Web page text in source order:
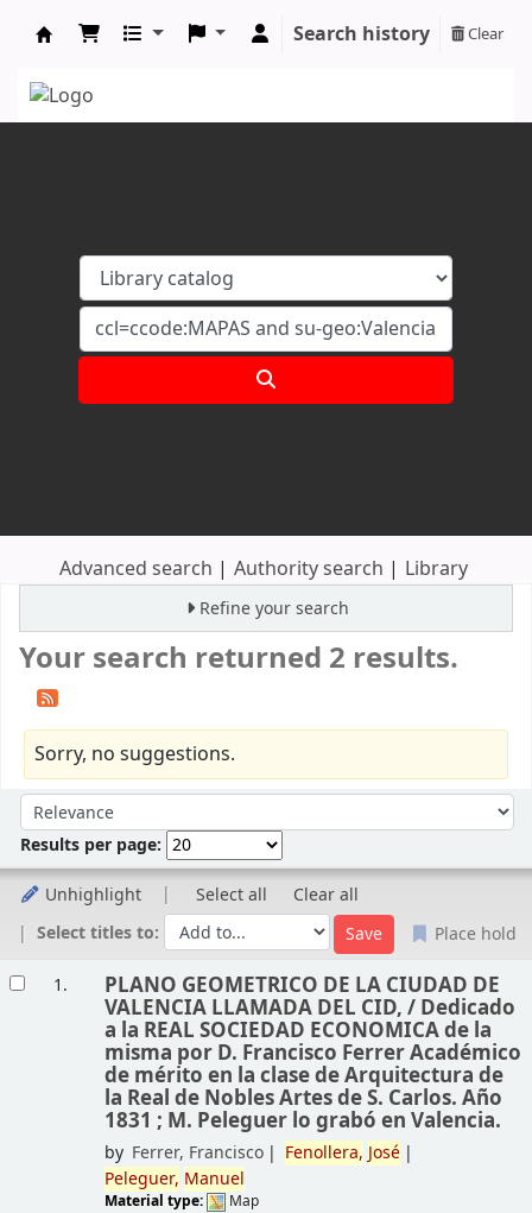
Search history Clear
Advanced search Authority search Library
Refine your search
Your search returned 2 results.
Sorry, no suggestions.
Sort by:
Results per page:
Unhighlight Select all
Clear all
Select titles to:
Place hold
1. PLANO GEOMETRICO DE LA CIUDAD DE
VALENCIA LLAMADA DEL CID, / Dedicado
a la REAL SOCIEDAD ECONOMICA de la
misma por D. Francisco Ferrer Académico
de mérito en la clase de Arquitectura de
la Real de Nobles Artes de S. Carlos. Año
1831 ; M. Peleguer lo grabó en Valencia.
by Ferrer, Francisco Fenollera, José
Peleguer, Manuel
Material type:
Map